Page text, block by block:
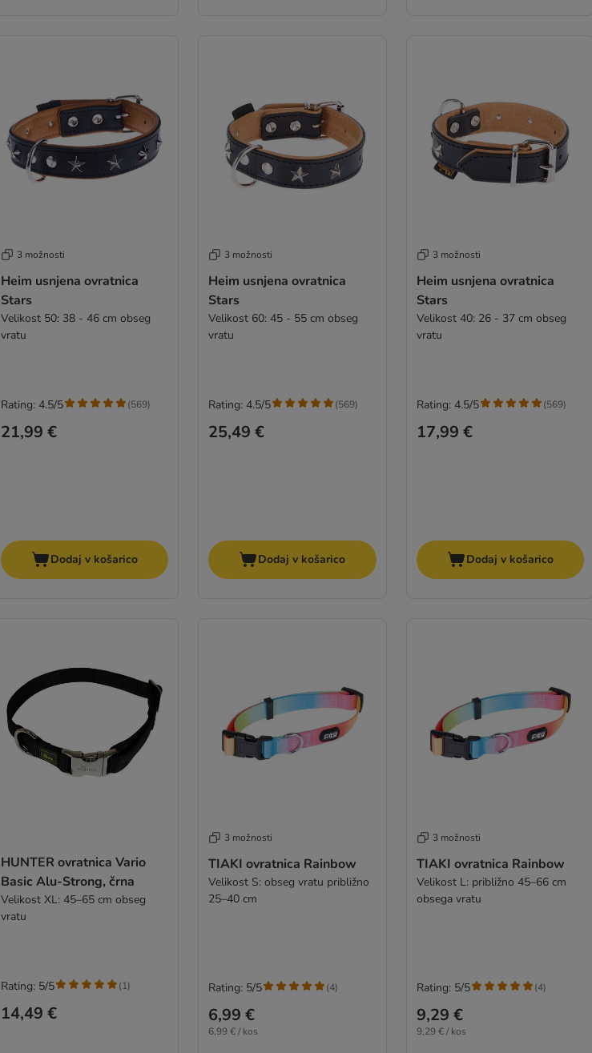
3 možnosti
Heim usnjena ovratnica
Stars
Velikost 50: 38 - 46 cm obseg
vratu
21,99 €
Rating: 4.5/5 (569)
Dodaj v košarico
3 možnosti
Heim usnjena ovratnica
Stars
Velikost 60: 45 - 55 cm obseg
vratu
25,49 €
Rating: 4.5/5 (569)
Dodaj v košarico
3 možnosti
Heim usnjena ovratnica
Stars
Velikost 40: 26 - 37 cm obseg
vratu
17,99 €
Rating: 4.5/5 (569)
Dodaj v košarico
HUNTER ovratnica Vario
Basic Alu-Strong, črna
Velikost XL: 45–65 cm obseg
vratu
14,49 €
Rating: 5/5 (1)
3 možnosti
TIAKI ovratnica Rainbow
Velikost S: obseg vratu približno
25–40 cm
6,99 €
6,99 € / kos
Rating: 5/5 (4)
3 možnosti
TIAKI ovratnica Rainbow
Velikost L: približno 45–66 cm
obsega vratu
9,29 €
9,29 € / kos
Rating: 5/5 (4)